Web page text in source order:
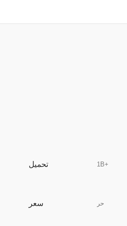
تحميل 1B+
سعر حر